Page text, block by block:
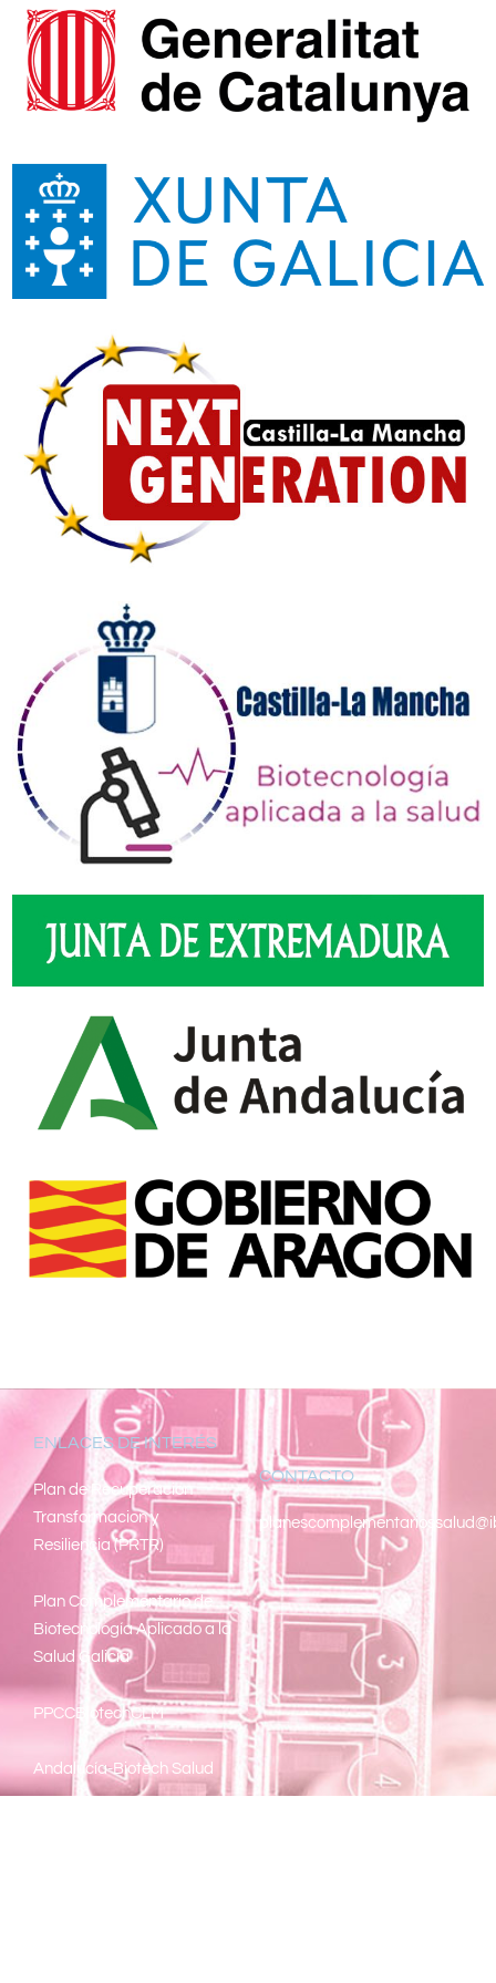
ENLACES DE INTERÉS
Pl an de Recuperacion
Transformacion y
Resiliencia (PRTR)
Plan Complementario de
Biotecnología Aplicado a la
Salud Galicia
PPCCBiotechCLM
Andalucía-Biotech Salud
CONTACTO